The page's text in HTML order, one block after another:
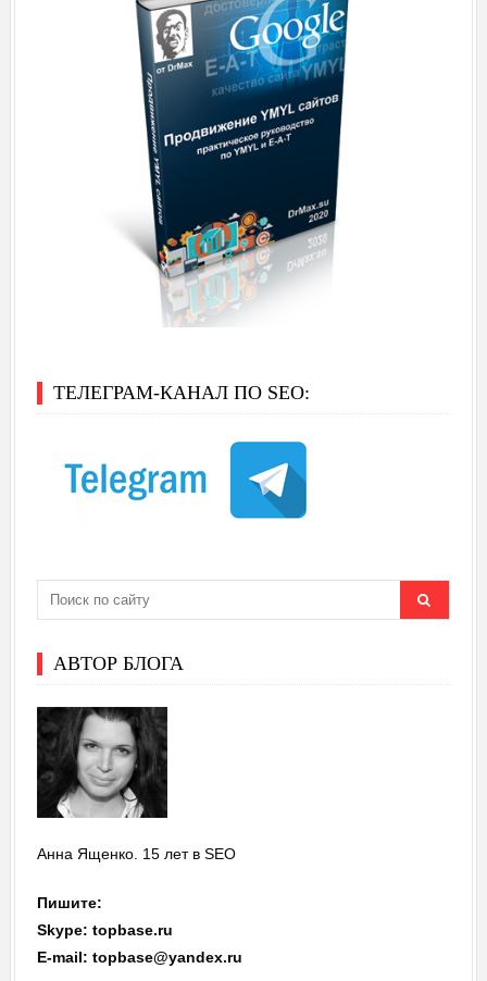
ТЕЛЕГРАМ-КАНАЛ ПО SEO:
АВТОР БЛОГА
Анна Ященко. 15 лет в SEO
Пишите:
Skype: topbase.ru
E-mail: topbase@yandex.ru